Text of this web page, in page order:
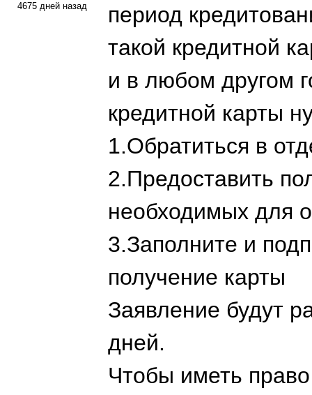
4675 дней назад
период
такой кредитной
и в любом другом
кредитной карты
1.Обратиться в
2.Предоставить
необходимых для
3.Заполните и
получение карты
Заявление будут
дней.
Чтобы иметь